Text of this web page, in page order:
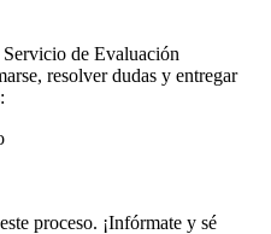
de Evaluación
resolver dudas y entregar
proceso. ¡Infórmate y sé